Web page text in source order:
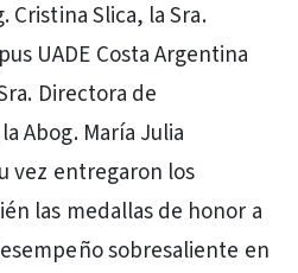
Cristina Slica, la Sra.
UADE Costa Argentina
Directora de
Abog. María Julia
vez entregaron los
las medallas de honor a
sobresaliente en